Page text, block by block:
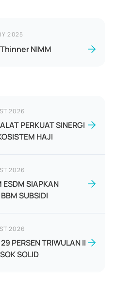
2025
NIMM
2026
PERKUAT SINERGI
HAJI
2026
ESDM SIAPKAN
SUBSIDI
2026
PERSEN TRIWULAN II
SOLID